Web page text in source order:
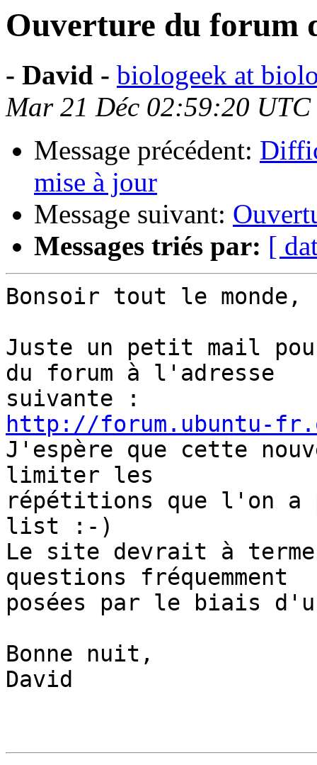
Ouverture du forum
- David - biologeek at
Mar 21 Déc 02:59:20 UTC
Message précédent:
mise à jour
Message suivant:
Messages triés par: [
Bonsoir tout le monde,
Juste un petit mail
du forum à l'adresse
http://forum.ubuntu-
J'espère que cette
limiter les
répétitions que l'on a
list :-)
Le site devrait à terme
questions fréquemment
posées par le biais
Bonne nuit,
David